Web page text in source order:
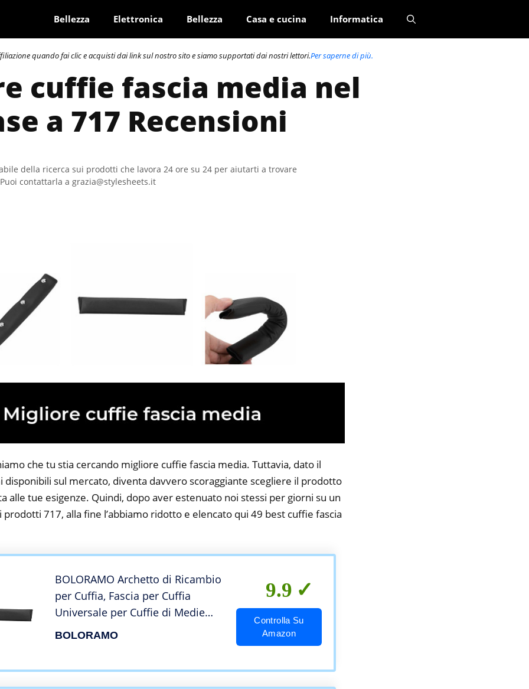
Bellezza Elettronica Bellezza Casa e cucina Informatica
quando fai clic e acquisti dai link sul nostro sito e siamo supportati dai nostri lettori.Per saperne di più.
cuffie fascia media nel
a 717 Recensioni
della ricerca sui prodotti che lavora 24 ore su 24 per aiutarti a trovare
contattarla a grazia@stylesheets.it
che tu stia cercando migliore cuffie fascia media. Tuttavia, dato il
disponibili sul mercato, diventa davvero scoraggiante scegliere il prodotto
alle tue esigenze. Quindi, dopo aver estenuato noi stessi per giorni su un
717, alla fine l’abbiamo ridotto e elencato qui 49 best cuffie fascia
BOLORAMO Archetto di Ricambio
per Cuffia, Fascia per Cuffia
Universale per Cuffie di Medie
Dimensioni per -Technica MSR7
BOLORAMO
9.9
Controlla Su
Amazon